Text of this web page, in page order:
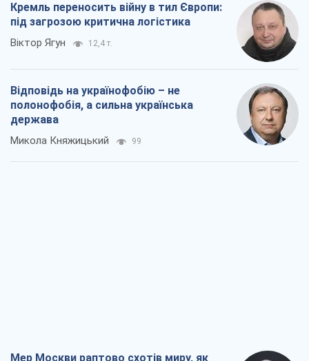
Кремль переносить війну в тил Європи:
під загрозою критична логістика
Віктор Ягун 12,4 т.
Відповідь на українофобію – не
полонофобія, а сильна українська
держава
Микола Княжицький 99
Мер Москви раптово схотів миру, як